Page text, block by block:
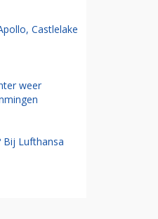
Castlelake
weer
Bij Lufthansa